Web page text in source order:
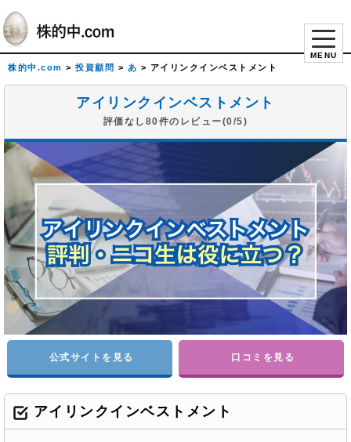
MENU
株的中.com > 投資顧問 > あ > アイリンクインベストメント
アイリンクインベストメント
評価なし80件のレビュー(0/5)
公式サイトを見る 口コミを見る
アイリンクインベストメント